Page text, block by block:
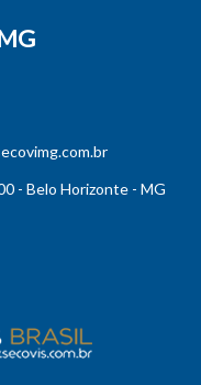
- Belo Horizonte - MG